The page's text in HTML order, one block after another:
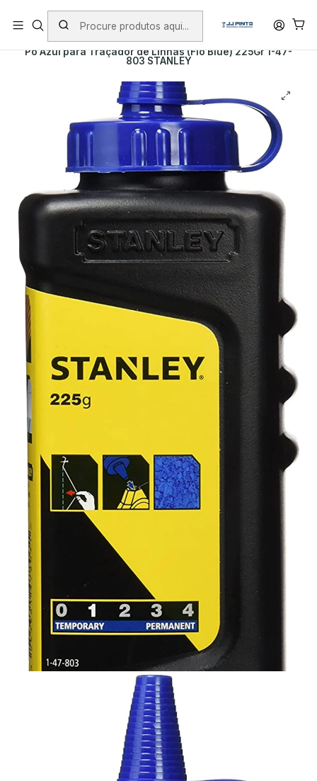
PORTES INCLUÍDOS EM ENCOMENDAS +75€ (excepto ilhas)
Início Envio
Envio imediato
Pó Azul para Traçador de Linhas (Fio Blue) 225Gr 1-47-
803 STANLEY